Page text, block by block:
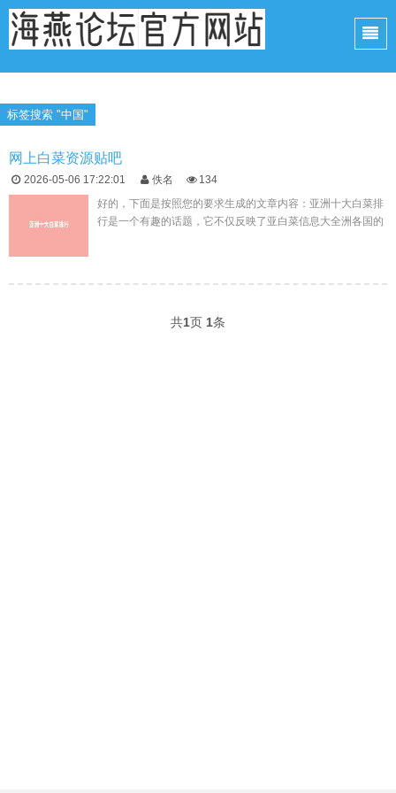
标签搜索 "中国"
网上白菜资源贴吧
2026-05-06 17:22:01 佚名
134
好的，下面是按照您的要求生成的文章内容：亚洲十大白菜排
行是一个有趣的话题，它不仅反映了亚白菜信息大全洲各国的
共1页 1条